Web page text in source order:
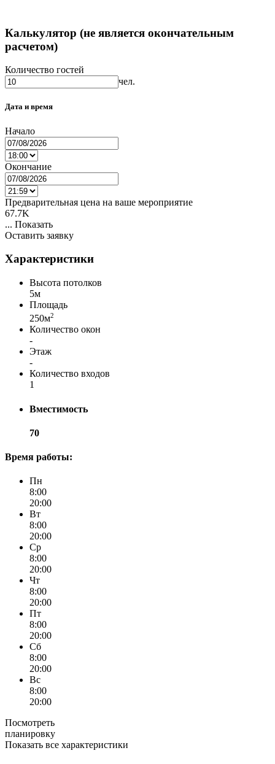
Калькулятор (не является окончательным
расчетом)
Количество гостей
чел.
Дата и время
Начало
Окончание
Предварительная цена на ваше мероприятие
67.7K
... Показать
Оставить заявку
Характеристики
Высота потолков
5м
Площадь
250м2
Количество окон
-
Этаж
-
Количество входов
1
Вместимость
70
Время работы:
Пн
8:00
20:00
Вт
8:00
20:00
Ср
8:00
20:00
Чт
8:00
20:00
Пт
8:00
20:00
Сб
8:00
20:00
Вс
8:00
20:00
Посмотреть
планировку
Показать все характеристики